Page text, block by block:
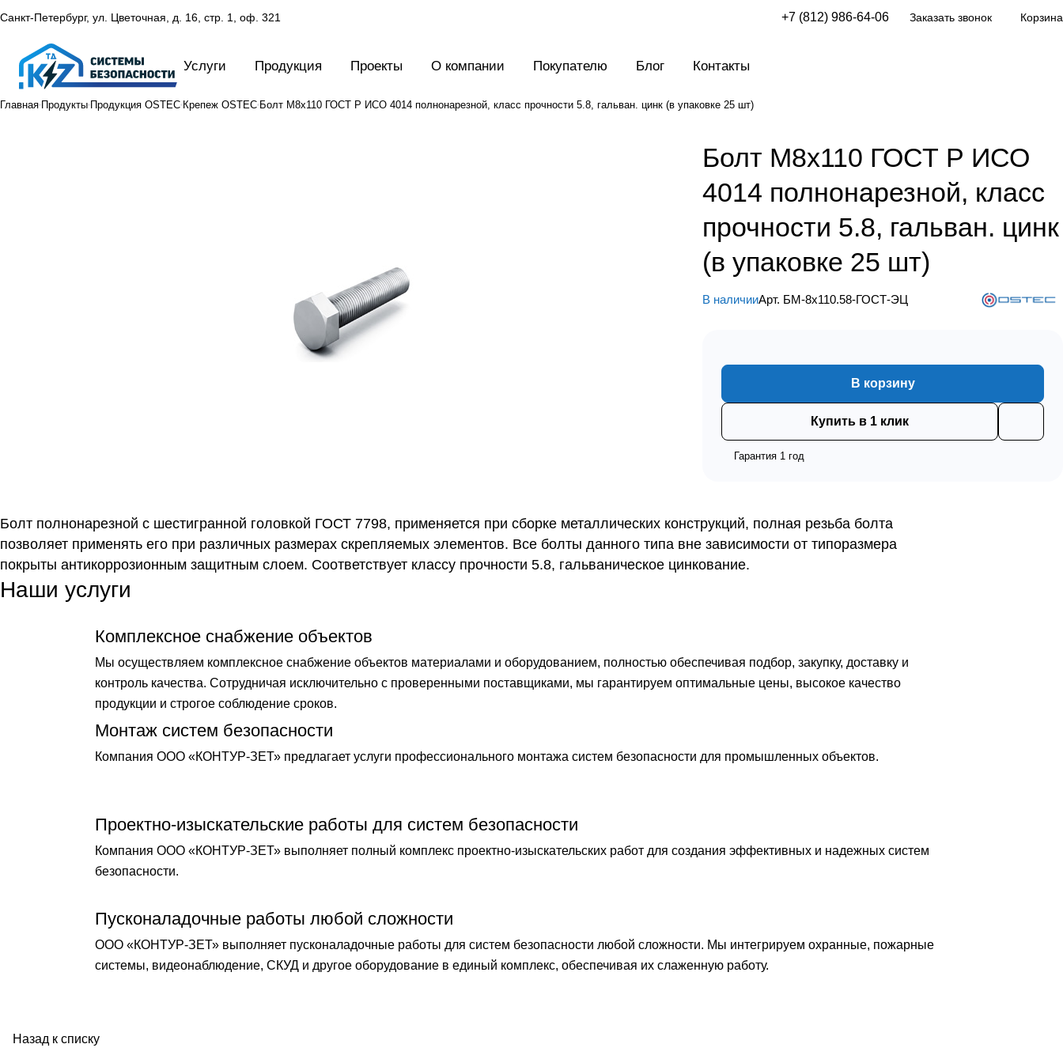
Санкт-Петербург, ул. Цветочная, д. 16, стр. 1, оф. 321 +7 (812) 986-64-06 Заказать звонок Корзина
Услуги Продукция Проекты О компании Покупателю Блог Контакты
Главная Продукты Продукция OSTEC Крепеж OSTEC Болт М8х110 ГОСТ Р ИСО 4014 полнонарезной, класс прочности 5.8, гальван. цинк (в упаковке 25 шт)
Болт М8х110 ГОСТ Р ИСО
4014 полнонарезной, класс
прочности 5.8, гальван. цинк
(в упаковке 25 шт)
В наличииАрт. БМ-8х110.58-ГОСТ-ЭЦ
В корзину
Купить в 1 клик
Гарантия 1 год
Болт полнонарезной с шестигранной головкой ГОСТ 7798, применяется при сборке металлических конструкций, полная резьба болта
позволяет применять его при различных размерах скрепляемых элементов. Все болты данного типа вне зависимости от типоразмера
покрыты антикоррозионным защитным слоем. Соответствует классу прочности 5.8, гальваническое цинкование.
Наши услуги
Комплексное снабжение объектов
Мы осуществляем комплексное снабжение объектов материалами и оборудованием, полностью обеспечивая подбор, закупку, доставку и
контроль качества. Сотрудничая исключительно с проверенными поставщиками, мы гарантируем оптимальные цены, высокое качество
продукции и строгое соблюдение сроков.
Монтаж систем безопасности
Компания ООО «КОНТУР-ЗЕТ» предлагает услуги профессионального монтажа систем безопасности для промышленных объектов.
Проектно-изыскательские работы для систем безопасности
Компания ООО «КОНТУР-ЗЕТ» выполняет полный комплекс проектно-изыскательских работ для создания эффективных и надежных систем
безопасности.
Пусконаладочные работы любой сложности
ООО «КОНТУР-ЗЕТ» выполняет пусконаладочные работы для систем безопасности любой сложности. Мы интегрируем охранные, пожарные
системы, видеонаблюдение, СКУД и другое оборудование в единый комплекс, обеспечивая их слаженную работу.
Назад к списку